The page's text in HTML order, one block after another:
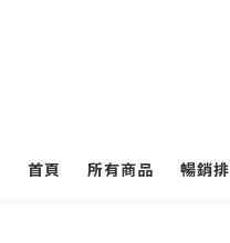
首頁 所有商品 暢銷